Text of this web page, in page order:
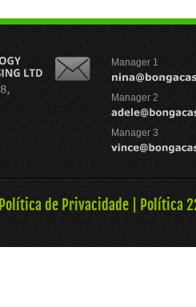
Manager 1
Manager 2
Manager 3
Política de Privacidade
Política